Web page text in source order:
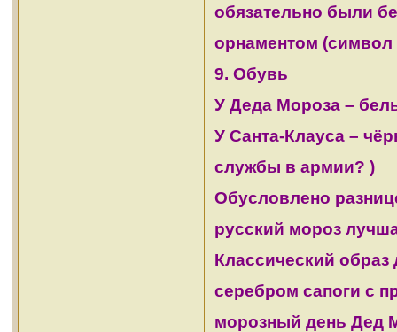
обязательно были
орнаментом (символ
9. Обувь
У Деда Мороза –
У Санта-Клауса –
службы в армии? )
Обусловлено
русский мороз
Классический
серебром сапоги с
морозный день Дед